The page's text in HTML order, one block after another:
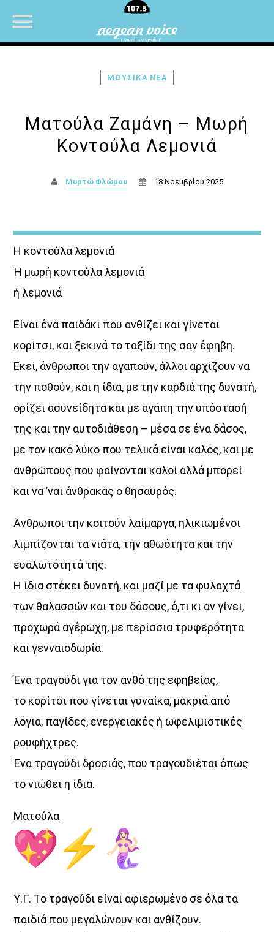
Σημεία & Τέρατα
Η μακροβιότερη εκπομπή στο Κυκλαδίτικο ραδιόφωνο…
με τον δικό του ξεχωριστό, ανατρεπτικό λόγο,
χωρίς φίλτρα και χωρίς “εκπτώσεις”.
Με καυστικό χιούμορ και ευθύ λόγο,
ξεσκεπάζει καταστάσεις και… προκαλεί πονοκεφάλους
και κάθονται σε μία καρέκλα απλά και μόνο για να…
κάθονται.
Γιατί εδώ, τίποτα δεν περνά απαρατήρητο.
Δευτέρα έως Παρασκευή 10:00 – 12:00
Η σάτιρα… στα καλύτερά της.
UPCOMING SHOWS
Σημεία & Τέρατα
Μέρα Μεσημέρι
12:00
14:00
Μια Θάλασσα Τραγούδια
14:00
ΜΟΥΣΙΚΆ ΝΈΑ
Ματούλα Ζαμάνη – Μωρή
Κοντούλα Λεμονιά
Μυρτώ Φλώρου 18 Νοεμβρίου 2025
Η κοντούλα λεμονιά
Ή μωρή κοντούλα λεμονιά
ή λεμονιά
Είναι ένα παιδάκι που ανθίζει και γίνεται
κορίτσι, και ξεκινά το ταξίδι της σαν έφηβη.
Εκεί, άνθρωποι την αγαπούν, άλλοι αρχίζουν να
την ποθούν, και η ίδια, με την καρδιά της δυνατή,
ορίζει ασυνείδητα και με αγάπη την υπόστασή
της και την αυτοδιάθεση – μέσα σε ένα δάσος,
με τον κακό λύκο που τελικά είναι καλός, και με
ανθρώπους που φαίνονται καλοί αλλά μπορεί
και να ’ναι άνθρακας ο θησαυρός.
Άνθρωποι την κοιτούν λαίμαργα, ηλικιωμένοι
λιμπίζονται τα νιάτα, την αθωότητα και την
ευαλωτότητά της.
Η ίδια στέκει δυνατή, και μαζί με τα φυλαχτά
των θαλασσών και του δάσους, ό,τι κι αν γίνει,
προχωρά αγέρωχη, με περίσσια τρυφερότητα
και γενναιοδωρία.
Ένα τραγούδι για τον ανθό της εφηβείας,
το κορίτσι που γίνεται γυναίκα, μακριά από
λόγια, παγίδες, ενεργειακές ή ωφελιμιστικές
ρουφήχτρες.
Ένα τραγούδι δροσιάς, που τραγουδιέται όπως
το νιώθει η ίδια.
Ματούλα
Υ.Γ. Το τραγούδι είναι αφιερωμένο σε όλα τα
παιδιά που μεγαλώνουν και ανθίζουν.